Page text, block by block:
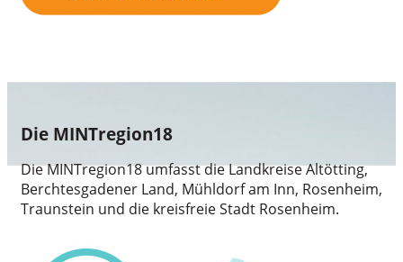
Die MINTregion18
Die MINTregion18 umfasst die Landkreise Altötting,
Berchtesgadener Land, Mühldorf am Inn, Rosenheim,
Traunstein und die kreisfreie Stadt Rosenheim.